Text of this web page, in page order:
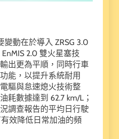
變動在於導入 ZRSG 3.0
2.0 雙火星塞技
出更為平順，同時行車
能，以提升系統耐用
驅與怠速熄火技術整
耗數據達到 62.7 km/L；
調查報告的平均日行駛
效降低日常加油的頻